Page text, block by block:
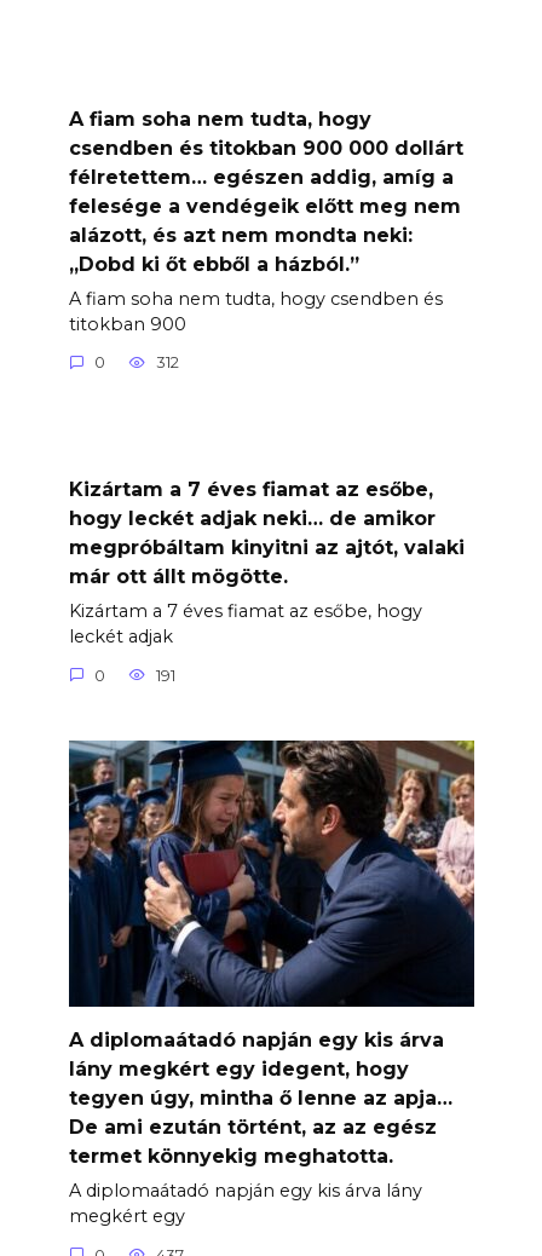
A fiam soha nem tudta, hogy
csendben és titokban 900 000 dollárt
félretettem… egészen addig, amíg a
felesége a vendégeik előtt meg nem
alázott, és azt nem mondta neki:
„Dobd ki őt ebből a házból.”
A fiam soha nem tudta, hogy csendben és
titokban 900
0 312
Kizártam a 7 éves fiamat az esőbe,
hogy leckét adjak neki… de amikor
megpróbáltam kinyitni az ajtót, valaki
már ott állt mögötte.
Kizártam a 7 éves fiamat az esőbe, hogy
leckét adjak
0 191
A diplomaátadó napján egy kis árva
lány megkért egy idegent, hogy
tegyen úgy, mintha ő lenne az apja…
De ami ezután történt, az az egész
termet könnyekig meghatotta.
A diplomaátadó napján egy kis árva lány
megkért egy